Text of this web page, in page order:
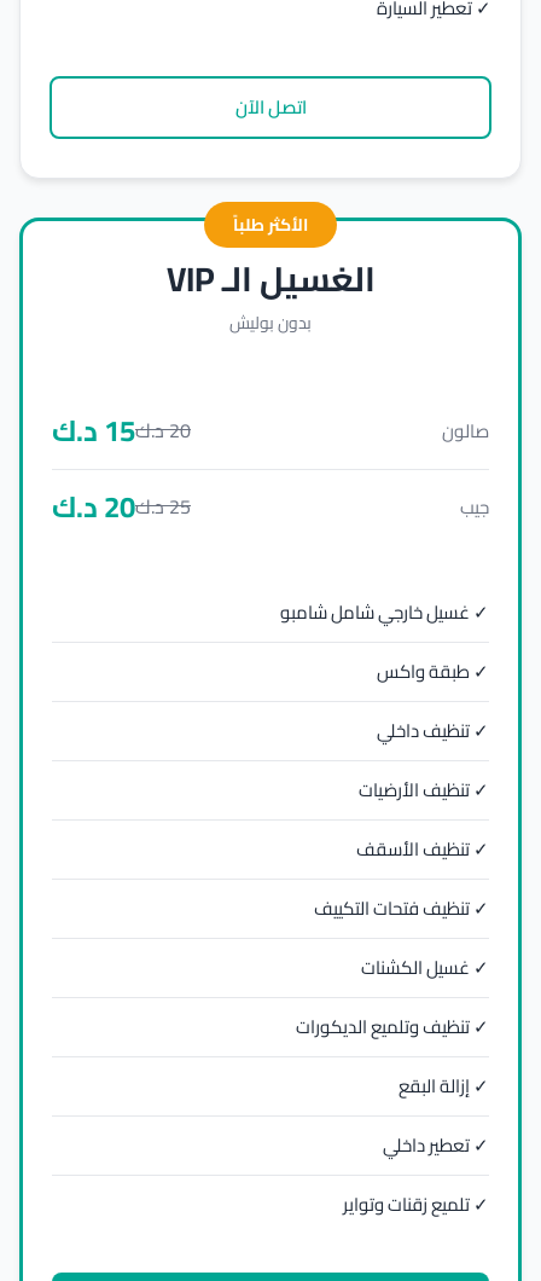
✓ تعطير السيارة
اتصل الآن
الأكثر طلباً
الغسيل الـ VIP
بدون بوليش
صالون 20د.ك15د.ك
جيب 25د.ك20د.ك
✓ غسيل خارجي شامل شامبو
✓ طبقة واكس
✓ تنظيف داخلي
✓ تنظيف الأرضيات
✓ تنظيف الأسقف
✓ تنظيف فتحات التكييف
✓ غسيل الكشنات
✓ تنظيف وتلميع الديكورات
✓ إزالة البقع
✓ تعطير داخلي
✓ تلميع زقنات وتواير